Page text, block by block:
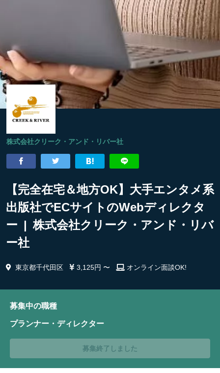
株式会社クリーク・アンド・リバー社
【完全在宅＆地方OK】大手エンタメ系
出版社でECサイトのWebディレクタ
ー | 株式会社クリーク・アンド・リバ
ー社
東京都千代田区 3,125円 〜 オンライン面談OK!
募集中の職種
プランナー・ディレクター
募集終了しました